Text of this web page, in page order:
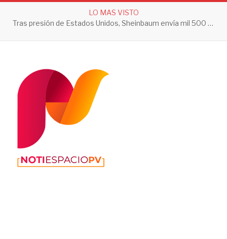
LO MAS VISTO
Tras presión de Estados Unidos, Sheinbaum envía mil 500 soldados a Michoacán